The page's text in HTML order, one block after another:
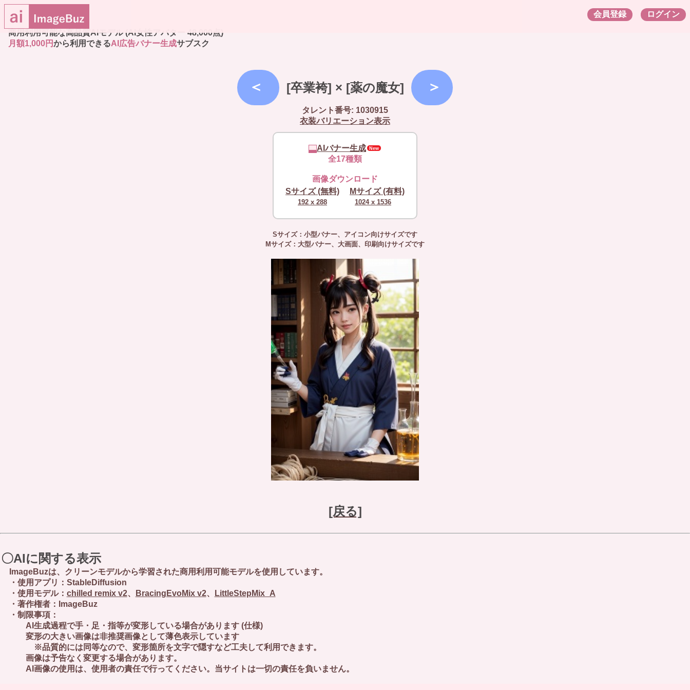
ログイン
会員登録
商用利用可能な高品質AIモデル (AI女性アバター 48,000点)
月額1,000円から利用できるAI広告バナー生成サブスク
[卒業袴] × [薬の魔女]
タレント番号: 1030915
衣装バリエーション表示
AIバナー生成
全17種類
画像ダウンロード
Sサイズ (無料)
192 x 288
Mサイズ (有料)
1024 x 1536
Sサイズ：小型バナー、アイコン向けサイズです
Mサイズ：大型バナー、大画面、印刷向けサイズです
[戻る]
〇AIに関する表示
ImageBuzは、クリーンモデルから学習された商用利用可能モデルを使用しています。
・使用アプリ：StableDiffusion
・使用モデル： chilled remix v2、 BracingEvoMix v2、
LittleStepMix_A
・著作権者：ImageBuz
・制限事項：
AI生成過程で手・足・指等が変形している場合があります (仕様)
変形の大きい画像は非推奨画像として薄色表示しています
※品質的には同等なので、変形箇所を文字で隠すなど工夫して利用できます。
画像は予告なく変更する場合があります。
AI画像の使用は、使用者の責任で行ってください。当サイトは一切の責任を負いません。